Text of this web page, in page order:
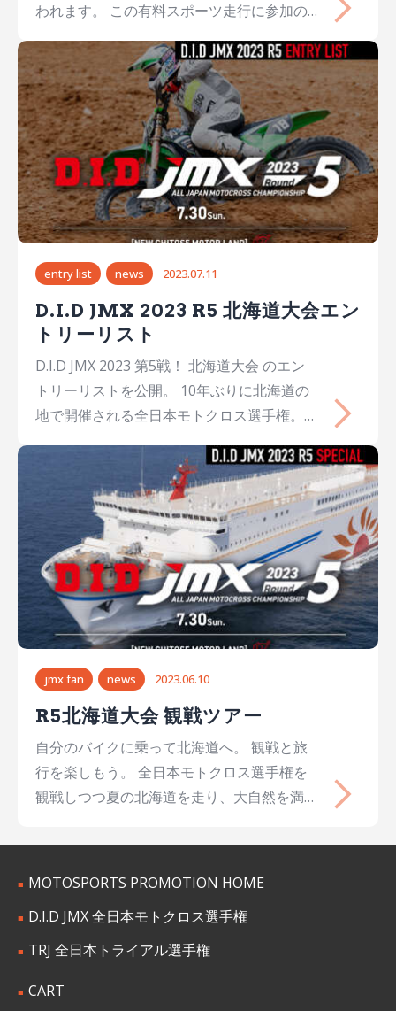
われます。 この有料スポーツ走行に参加の
げているIAライダー達のライディングアドバ
イスを実施いたします。
entry list news 2023.07.11
D.I.D JMX 2023 R5 北海道大会エン
トリーリスト
D.I.D JMX 2023 第5戦！ 北海道大会 のエン
トリーリストを公開。 10年ぶりに北海道の
地で開催される全日本モトクロス選手権。
全道モトクロス選手権との併催で凝縮される
バリエーション豊かな1日開催に、全日本ク
ラスは国際A級クラス（IA1、IA2）のみが参
戦します。 国内最高峰クラスのレースを目
の前で。どうぞお見逃しないように。
※7/28日時点までのエントリー情報となり
ます。 D.I.D JMX 2023 R5 北海道大会 観
戦情報 IA1 IA2 IO NA NB JX K65 CX OP85
2023…
jmx fan news 2023.06.10
R5北海道大会 観戦ツアー
自分のバイクに乗って北海道へ。 観戦と旅
行を楽しもう。 全日本モトクロス選手権を
観戦しつつ夏の北海道を走り、大自然を満喫
機便やホテルを選べるなど、自由な組み合わ
ラベルさんまでお問い合せください。 D.I.D
全日本モトクロス選手権シリーズ2023 第5
MOTOSPORTS PROMOTION HOME
D.I.D JMX 全日本モトクロス選手権
TRJ 全日本トライアル選手権
CART